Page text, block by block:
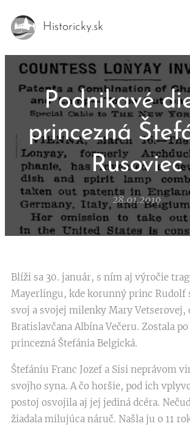
Historicky.sk
Podnikavé
princezná
Rusoviec
28.01.2019
Blíži sa 30. január, s ním aj výročie
Mayerlingu, kde korunný princ Rudolf
svoj a svojej milenky Mary Vetserovej,
Bratislavčana Albína Večeru. Zostala
princezná Štefánia Belgická.
Štefániu Franc Jozef a Sisi neprávom
svojho syna. A čo horšie, pod ich
postoj osvojila aj jej jediná dcéra.
žiadala milujúca náruč. Našla ju o 11